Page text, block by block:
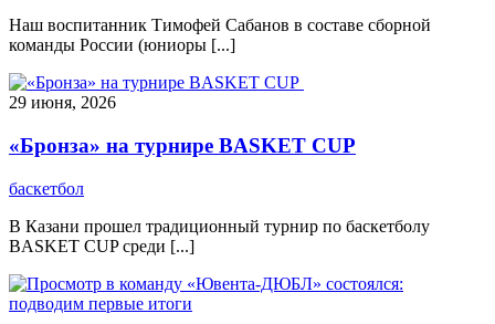
Наш воспитанник Тимофей Сабанов в составе сборной
команды России (юниоры [...]
29 июня, 2026
«Бронза» на турнире BASKET CUP
баскетбол
В Казани прошел традиционный турнир по баскетболу
BASKET CUP среди [...]